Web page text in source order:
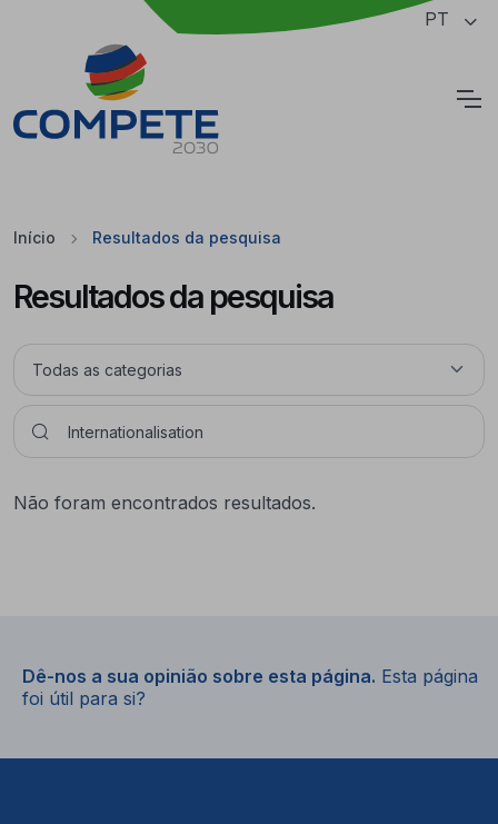
Saltar para o conteúdo principal da página PT
Início Resultados da pesquisa
Resultados da pesquisa
Não foram encontrados resultados.
Dê-nos a sua opinião sobre esta página. Esta página
foi útil para si?